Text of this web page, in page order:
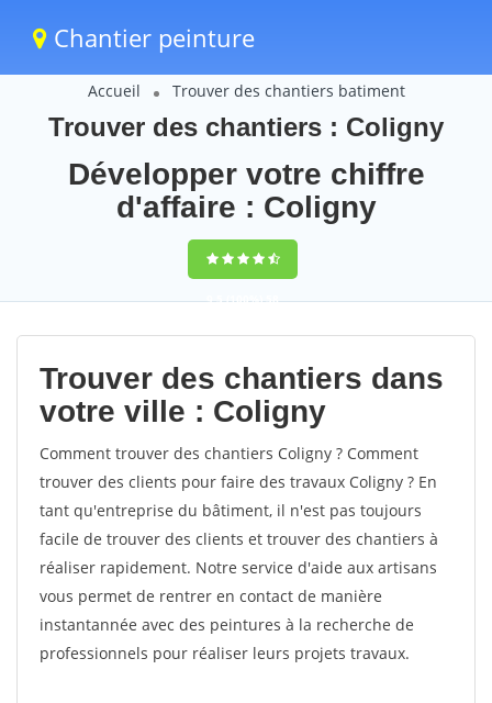
Chantier peinture
Accueil Trouver des chantiers batiment
Trouver des chantiers : Coligny
Développer votre chiffre
d'affaire : Coligny
9,5(100%)58
votes
Trouver des chantiers dans
votre ville : Coligny
Comment trouver des chantiers Coligny ? Comment
trouver des clients pour faire des travaux Coligny ? En
tant qu'entreprise du bâtiment, il n'est pas toujours
facile de trouver des clients et trouver des chantiers à
réaliser rapidement. Notre service d'aide aux artisans
vous permet de rentrer en contact de manière
instantannée avec des peintures à la recherche de
professionnels pour réaliser leurs projets travaux.